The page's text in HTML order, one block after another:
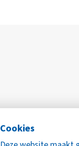
Cookies